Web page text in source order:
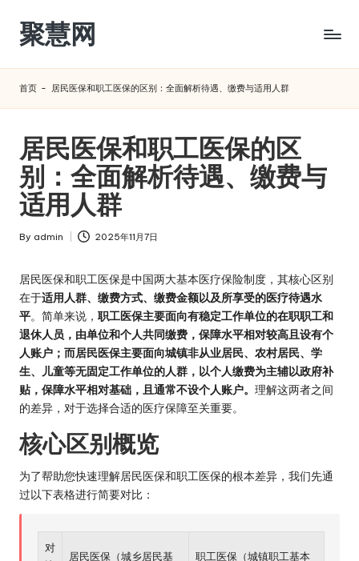
Skip
content
聚慧网
首页 - 居民医保和职工医保的区别：全面解析待遇、缴费与适用人群
居民医保和职工医保的区
别：全面解析待遇、缴费与
适用人群
Posted
By admin 2025年11月7日
居民医保和职工医保是中国两大基本医疗保险制度，其核心区别
在于适用人群、缴费方式、缴费金额以及所享受的医疗待遇水
平。简单来说， 职工医保主要面向有稳定工作单位的在职职工和
退休人员，由单位和个人共同缴费，保障水平相对较高且设有个
人账户；而居民医保主要面向城镇非从业居民、农村居民、学
生、儿童等无固定工作单位的人群，以个人缴费为主辅以政府补
贴，保障水平相对基础，且通常不设个人账户。 理解这两者之间
的差异，对于选择合适的医疗保障至关重要。
核心区别概览
为了帮助您快速理解居民医保和职工医保的根本差异，我们先通
过以下表格进行简要对比：
对
居民医保（城乡居民基
职工医保（城镇职工基本